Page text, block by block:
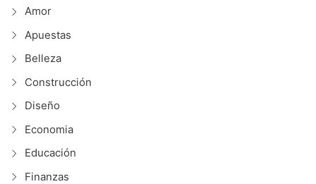
Amor
Apuestas
Belleza
Construcción
Diseño
Economia
Educación
Finanzas